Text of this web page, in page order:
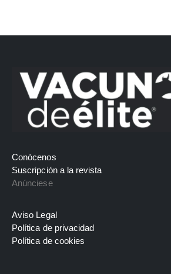
Conócenos
Suscripción a la revista
Anúnciese
Aviso Legal
Política de privacidad
Política de cookies